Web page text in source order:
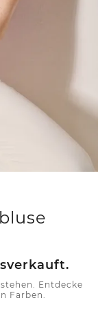
Entdecke
Farben.